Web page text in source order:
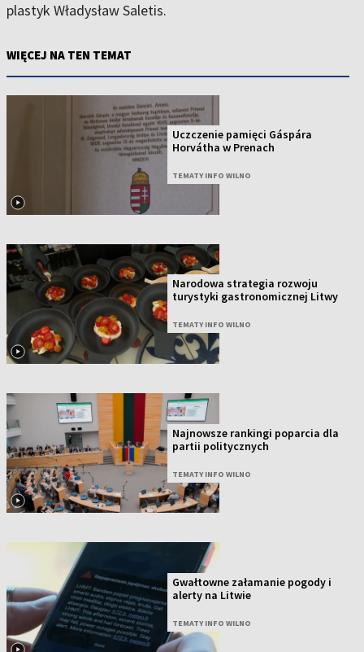
plastyk Władysław Saletis.
WIĘCEJ NA TEN TEMAT
Uczczenie pamięci Gáspára
Horvátha w Prenach
TEMATY INFO WILNO
Narodowa strategia rozwoju
turystyki gastronomicznej Litwy
TEMATY INFO WILNO
Najnowsze rankingi poparcia dla
partii politycznych
TEMATY INFO WILNO
Gwałtowne załamanie pogody i
alerty na Litwie
TEMATY INFO WILNO